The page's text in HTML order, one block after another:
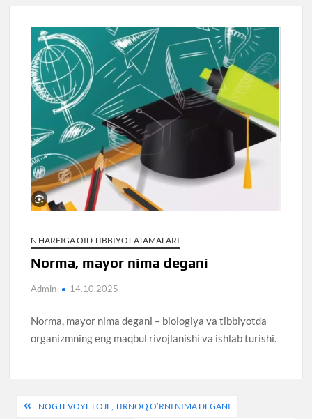
N HARFIGA OID TIBBIYOT ATAMALARI
Norma, mayor nima degani
Admin 14.10.2025
Norma, mayor nima degani – biologiya va tibbiyotda
organizmning eng maqbul rivojlanishi va ishlab turishi.
PostNOGTEVOYE LOJE, TIRNOQ O’RNI NIMA DEGANI